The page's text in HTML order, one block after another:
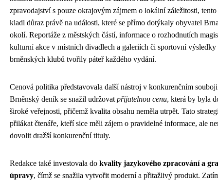
zpravodajství s pouze okrajovým zájmem o lokální záležitosti,
kladl důraz právě na události, které se přímo dotýkaly obyvatel
okolí. Reportáže z městských částí, informace o rozhodnutích
kulturní akce v místních divadlech a galeriích či sportovní výsledky
brněnských klubů tvořily páteř každého vydání.
Cenová politika představovala další nástroj v konkurenčním
Brněnský deník se snažil udržovat přijatelnou cenu, která by byla
široké veřejnosti, přičemž kvalita obsahu neměla utrpět. Tato
přilákat čtenáře, kteří sice měli zájem o pravidelné informace, ale
dovolit dražší konkurenční tituly.
Redakce také investovala do kvality jazykového zpracování a
úpravy, čímž se snažila vytvořit moderní a přitažlivý produkt.